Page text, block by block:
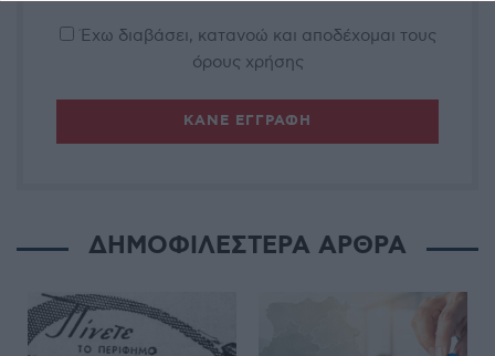
Έχω διαβάσει, κατανοώ και αποδέχομαι τους
όρους χρήσης
ΔΗΜΟΦΙΛΕΣΤΕΡΑ ΑΡΘΡΑ